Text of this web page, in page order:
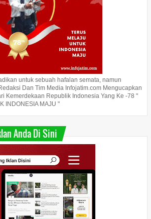
untuk sebuah hafalan semata, namun
Dan Tim Media Infojatim.com Mengucapkan
Kemerdekaan Republik Indonesia Yang Ke -78 "
INDONESIA MAJU "
Anda Di Sini